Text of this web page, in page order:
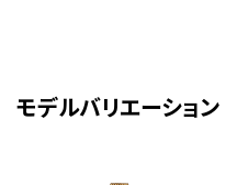
モデルバリエーション